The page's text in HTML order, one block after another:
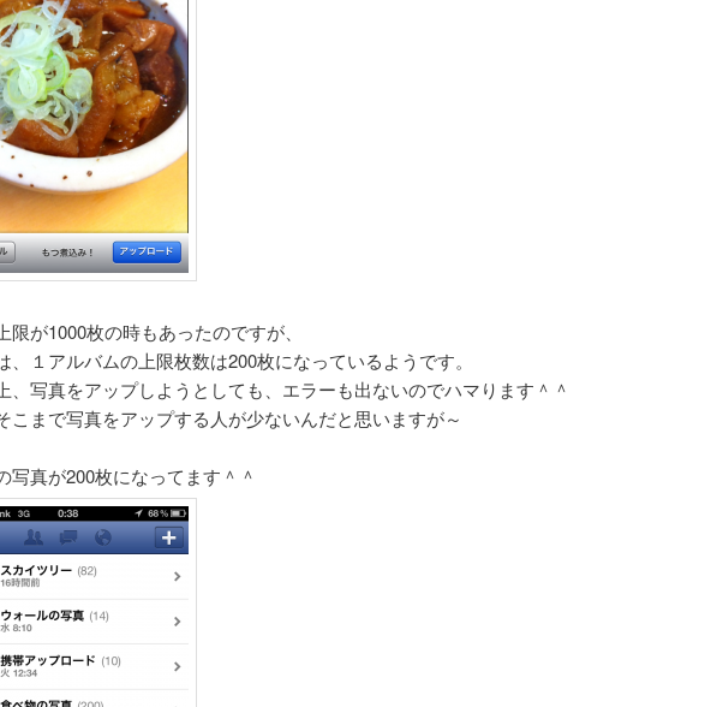
限が1000枚の時もあったのですが、
、１アルバムの上限枚数は200枚になっているようです。
、写真をアップしようとしても、エラーも出ないのでハマります＾＾
こまで写真をアップする人が少ないんだと思いますが～
写真が200枚になってます＾＾